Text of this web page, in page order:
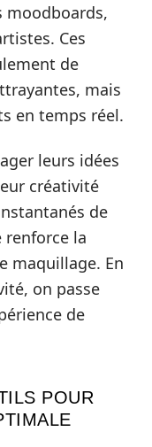
moodboards,
Ces
de
mais
en temps réel.
leurs idées
créativité
de
renforce la
maquillage. En
on passe
de
POUR